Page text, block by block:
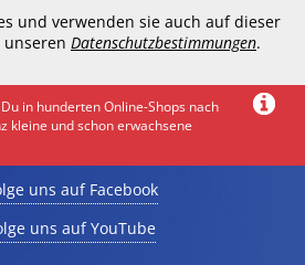
und verwenden sie auch auf dieser
Datenschutzbestimmungen.
in hunderten Online-Shops nach
kleine und schon erwachsene
uns auf Facebook
uns auf YouTube